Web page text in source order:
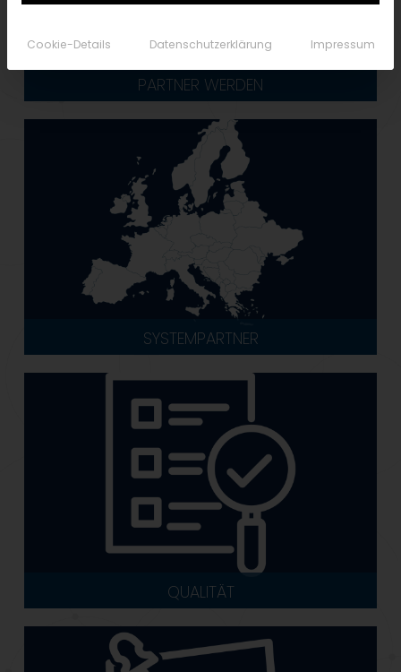
PARTNER WERDEN
SYSTEMPARTNER
QUALITÄT
Cookie-Details Datenschutzerklärung Impressum